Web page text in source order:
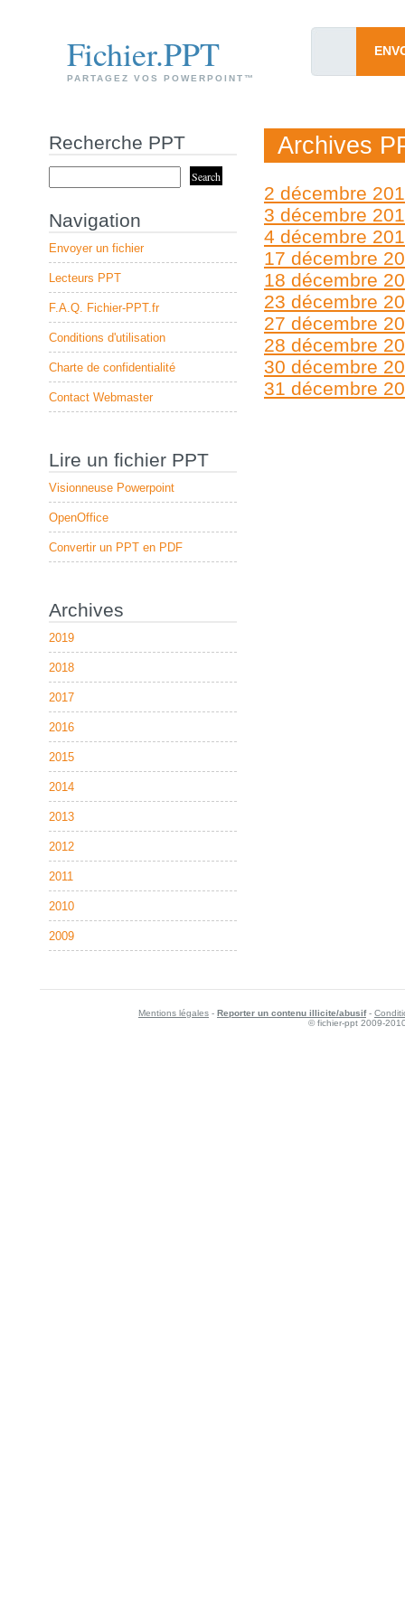
Fichier.PPT
PARTAGEZ VOS POWERPOINT™
Archives
2 décembre
3 décembre
4 décembre
17 décembre
18 décembre
23 décembre
27 décembre
28 décembre
30 décembre
31 décembre
Recherche PPT
Navigation
Envoyer un fichier
Lecteurs PPT
F.A.Q. Fichier-PPT.fr
Conditions d'utilisation
Charte de confidentialité
Contact Webmaster
Lire un fichier PPT
Visionneuse Powerpoint
OpenOffice
Convertir un PPT en PDF
Archives
2019
2018
2017
2016
2015
2014
2013
2012
2011
2010
2009
Mentions légales - Reporter un contenu illicite/abusif-
© fichier-ppt 2009-